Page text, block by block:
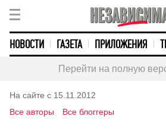
НОВОСТИ ГАЗЕТА ПРИЛОЖЕНИЯ
Перейти на полную
На сайте с 15.11.2012
Все авторы
Все блоггеры